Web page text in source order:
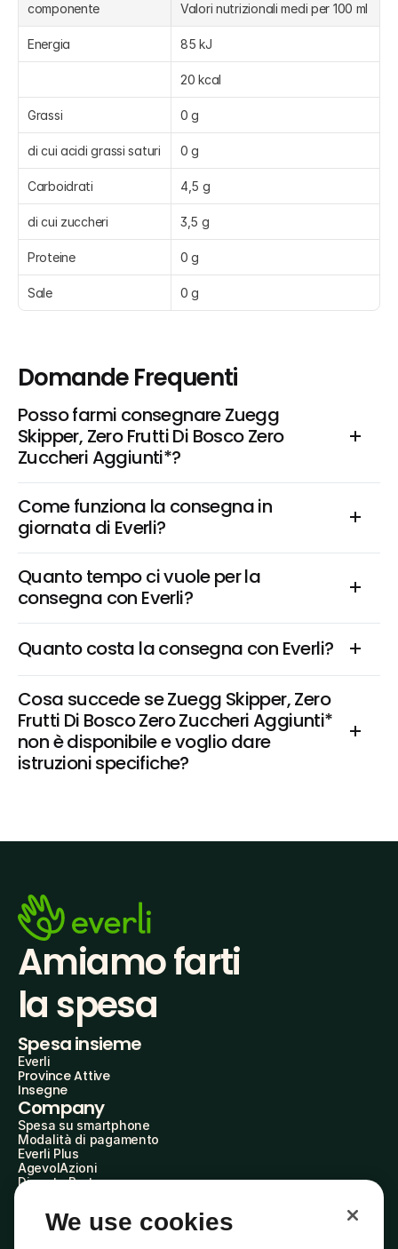
componente Valori nutrizionali medi per 100 ml
Energia 85 kJ
20 kcal
Grassi 0 g
di cui acidi grassi saturi 0 g
Carboidrati 4,5 g
di cui zuccheri 3,5 g
Proteine 0 g
Sale 0 g
Domande Frequenti
Posso farmi consegnare Zuegg
Skipper, Zero Frutti Di Bosco Zero
Zuccheri Aggiunti*?
Come funziona la consegna in
giornata di Everli?
Quanto tempo ci vuole per la
consegna con Everli?
Quanto costa la consegna con Everli?
Cosa succede se Zuegg Skipper, Zero
Frutti Di Bosco Zero Zuccheri Aggiunti*
non è disponibile e voglio dare
istruzioni specifiche?
Amiamo farti
la spesa
Spesa insieme
Everli
Province Attive
Insegne
Company
Spesa su smartphone
Modalità di pagamento
Everli Plus
AgevolAzioni
Diventa Partner
Everli Shoppers
About Us
We use cookies